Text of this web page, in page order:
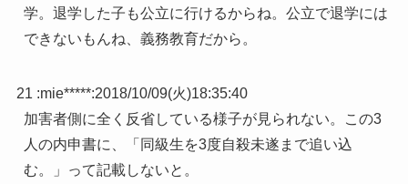
学。退学した子も公立に行けるからね。公立で退学には
できないもんね、義務教育だから。
21 :mie*****:2018/10/09(火)18:35:40
加害者側に全く反省している様子が見られない。この3
人の内申書に、「同級生を3度自殺未遂まで追い込
む。」って記載しないと。